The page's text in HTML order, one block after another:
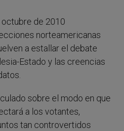
octubre de 2010
norteamericanas
a estallar el debate
Estado y las creencias
sobre el modo en que
a los votantes,
tan controvertidos